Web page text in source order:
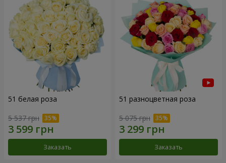
51 белая роза
5 537 грн
Заказать
51 разноцветная роза
5 075 грн
Заказать